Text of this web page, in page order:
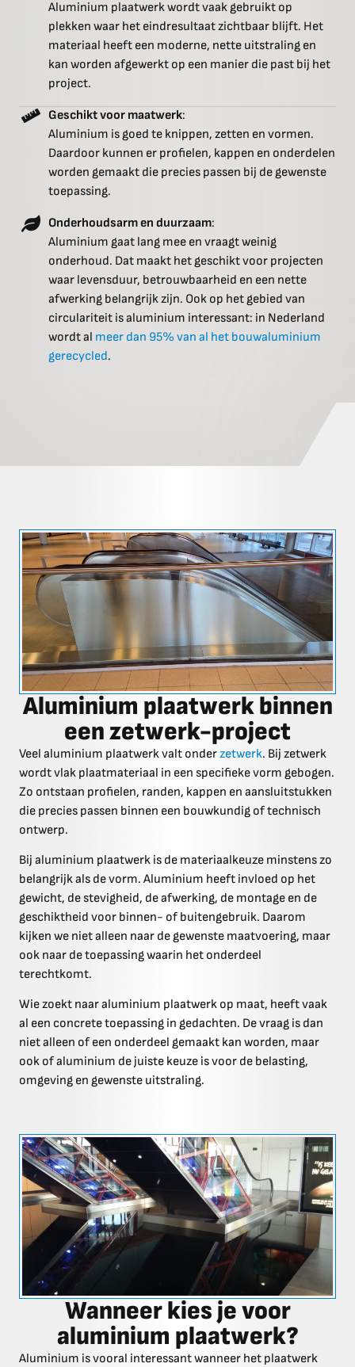
Aluminium plaatwerk wordt vaak gebruikt op
plekken waar het eindresultaat zichtbaar blijft. Het
materiaal heeft een moderne, nette uitstraling en
kan worden afgewerkt op een manier die past bij het
project.
Geschikt voor maatwerk:
Aluminium is goed te knippen, zetten en vormen.
Daardoor kunnen er profielen, kappen en onderdelen
worden gemaakt die precies passen bij de gewenste
toepassing.
Onderhoudsarm en duurzaam:
Aluminium gaat lang mee en vraagt weinig
onderhoud. Dat maakt het geschikt voor projecten
waar levensduur, betrouwbaarheid en een nette
afwerking belangrijk zijn. Ook op het gebied van
circulariteit is aluminium interessant: in Nederland
wordt al meer dan 95% van al het bouwaluminium
gerecycled.
Aluminium plaatwerk binnen
een zetwerk-project
Veel aluminium plaatwerk valt onderzetwerk. Bij zetwerk
wordt vlak plaatmateriaal in een specifieke vorm gebogen.
Zo ontstaan profielen, randen, kappen en aansluitstukken
die precies passen binnen een bouwkundig of technisch
ontwerp.
Bij aluminium plaatwerk is de materiaalkeuze minstens zo
belangrijk als de vorm. Aluminium heeft invloed op het
gewicht, de stevigheid, de afwerking, de montage en de
geschiktheid voor binnen- of buitengebruik. Daarom
kijken we niet alleen naar de gewenste maatvoering, maar
ook naar de toepassing waarin het onderdeel
terechtkomt.
Wie zoekt naar aluminium plaatwerk op maat, heeft vaak
al een concrete toepassing in gedachten. De vraag is dan
niet alleen of een onderdeel gemaakt kan worden, maar
ook of aluminium de juiste keuze is voor de belasting,
omgeving en gewenste uitstraling.
Wanneer kies je voor
aluminium plaatwerk?
Aluminium is vooral interessant wanneer het plaatwerk